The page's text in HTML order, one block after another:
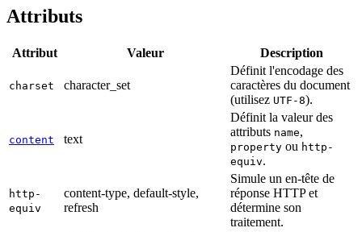
Attributs
Attribut Valeur Description
charset character_set
Définit l'encodage des
caractères du document
(utilisez UTF-8).
content text
Définit la valeur des
attributs name,
property ou http-
equiv.
http-
equiv
content-type, default-style,
refresh
Simule un en-tête de
réponse HTTP et
détermine son
traitement.